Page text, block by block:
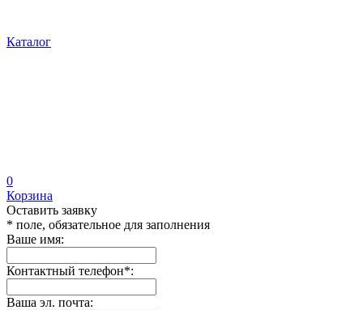
Каталог
0
Корзина
Оставить заявку
* поле, обязательное для заполнения
Ваше имя:
Контактный телефон*:
Ваша эл. почта: